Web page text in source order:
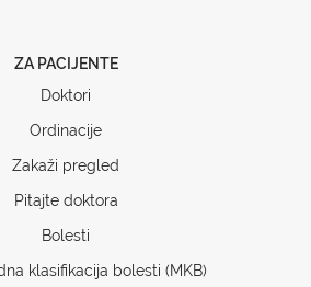
ZA PACIJENTE
Doktori
Ordinacije
Zakaži pregled
Pitajte doktora
Bolesti
klasifikacija bolesti (MKB)